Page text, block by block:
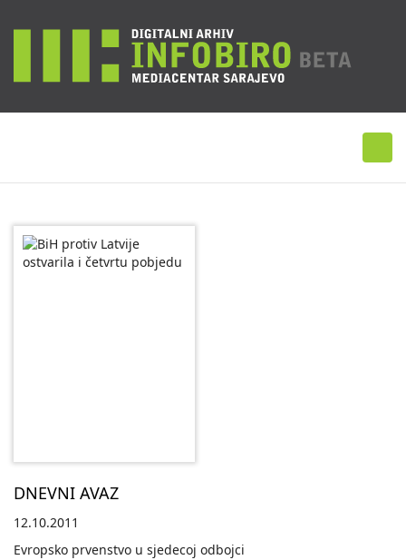
DNEVNI AVAZ
12.10.2011
Evropsko prvenstvo u sjedecoj odbojci